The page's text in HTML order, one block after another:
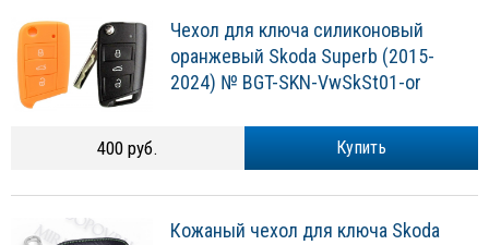
Чехол для ключа силиконовый
оранжевый Skoda Superb (2015-
2024) № BGT-SKN-VwSkSt01-or
Купить
400 руб.
Кожаный чехол для ключа Skoda